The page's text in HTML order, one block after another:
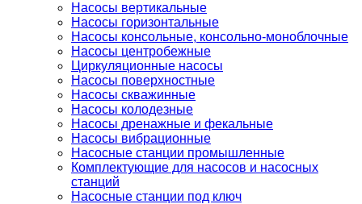
Насосы вертикальные
Насосы горизонтальные
Насосы консольные, консольно-моноблочные
Насосы центробежные
Циркуляционные насосы
Насосы поверхностные
Насосы скважинные
Насосы колодезные
Насосы дренажные и фекальные
Насосы вибрационные
Насосные станции промышленные
Комплектующие для насосов и насосных
станций
Насосные станции под ключ